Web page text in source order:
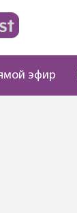
эфир